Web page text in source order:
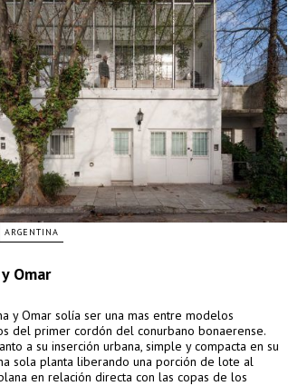
ARGENTINA
Omar
y Omar solía ser una mas entre modelos
del primer cordón del conurbano bonaerense.
a su inserción urbana, simple y compacta en su
sola planta liberando una porción de lote al
en relación directa con las copas de los